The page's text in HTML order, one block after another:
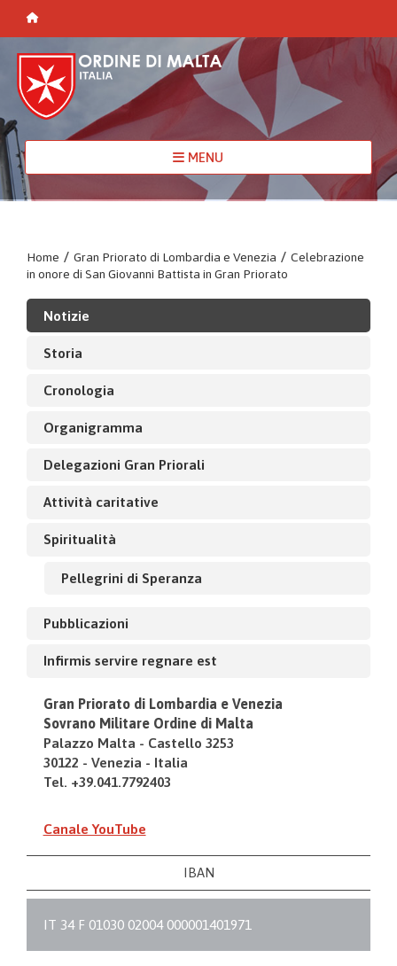
MENU
Home / Gran Priorato di Lombardia e Venezia / Celebrazione
in onore di San Giovanni Battista in Gran Priorato
Notizie
Storia
Cronologia
Organigramma
Delegazioni Gran Priorali
Attività caritative
Spiritualità
Pellegrini di Speranza
Pubblicazioni
Infirmis servire regnare est
Gran Priorato di Lombardia e Venezia
Sovrano Militare Ordine di Malta
Palazzo Malta - Castello 3253
30122 - Venezia - Italia
Tel. +39.041.7792403
Canale YouTube
IBAN
IT 34 F 01030 02004 000001401971